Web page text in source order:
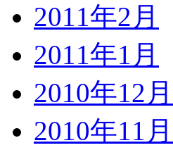
2011年2月
2011年1月
2010年12月
2010年11月